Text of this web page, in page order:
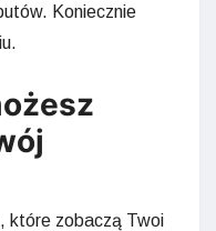
Koniecznie
które zobaczą Twoi